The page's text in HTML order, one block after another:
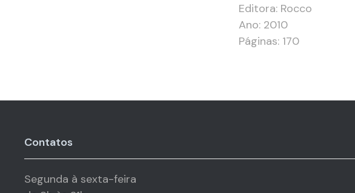
Editora: Rocco
Ano: 2010
Páginas: 170
Contatos
Segunda à sexta-feira